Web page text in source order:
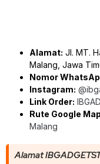
Alamat: Jl. MT.
Malang, Jawa
Nomor
Instagram:
Link Order:
Rute Google
Malang
Alamat